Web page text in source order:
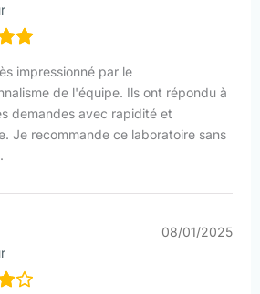
impressionné par le
de l'équipe. Ils ont répondu à
demandes avec rapidité et
Je recommande ce laboratoire sans
08/01/2025